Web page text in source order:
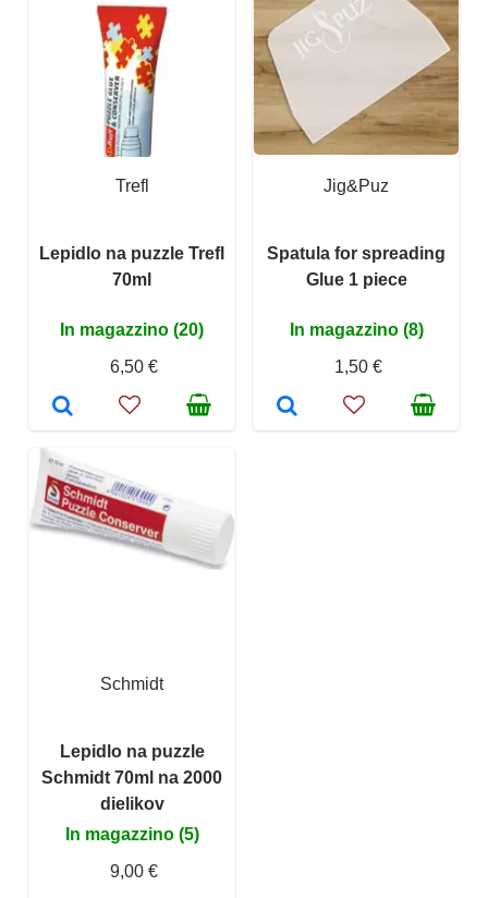
Trefl
Lepidlo na puzzle Trefl
70ml
In magazzino (20)
6,50 €
Jig&Puz
Spatula for spreading
Glue 1 piece
In magazzino (8)
1,50 €
Schmidt
Lepidlo na puzzle
Schmidt 70ml na 2000
dielikov
In magazzino (5)
9,00 €